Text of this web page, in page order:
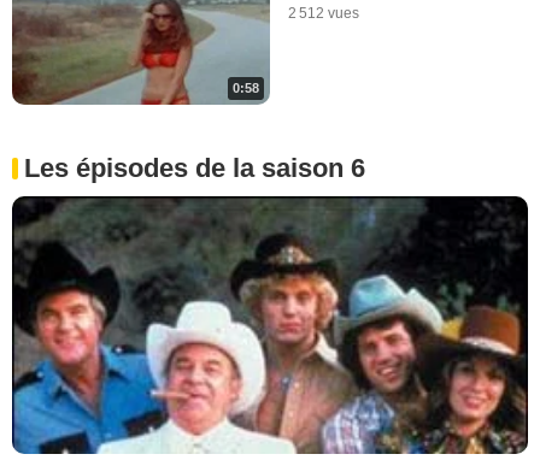
0:58
2 512 vues
Les épisodes de la saison 6